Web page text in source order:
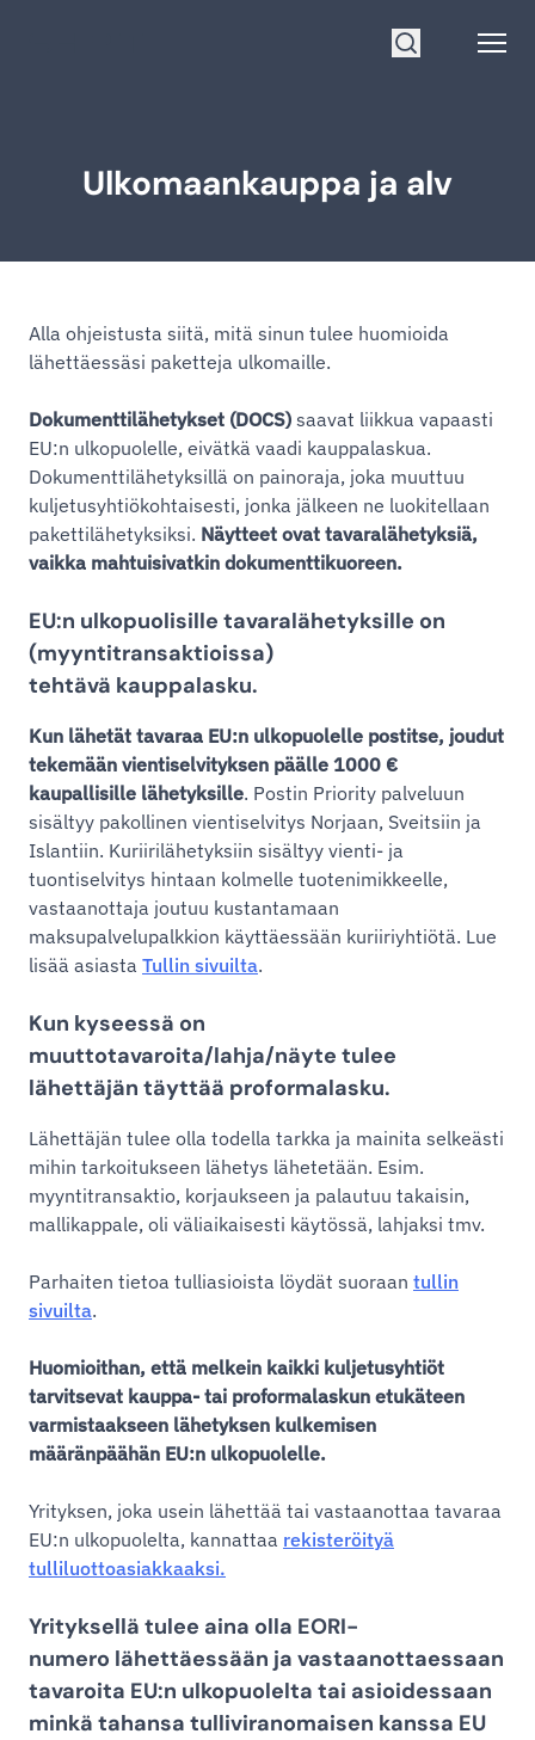
Ulkomaankauppa ja alv
Alla ohjeistusta siitä, mitä sinun tulee huomioida
lähettäessäsi paketteja ulkomaille.
Dokumenttilähetykset (DOCS) saavat liikkua vapaasti
EU:n ulkopuolelle, eivätkä vaadi kauppalaskua.
Dokumenttilähetyksillä on painoraja, joka muuttuu
kuljetusyhtiökohtaisesti, jonka jälkeen ne luokitellaan
pakettilähetyksiksi. Näytteet ovat tavaralähetyksiä,
vaikka mahtuisivatkin dokumenttikuoreen.
EU:n ulkopuolisille tavaralähetyksille on
(myyntitransaktioissa)
tehtävä kauppalasku.
Kun lähetät tavaraa EU:n ulkopuolelle postitse, joudut
tekemään vientiselvityksen päälle 1000 €
kaupallisille lähetyksille. Postin Priority palveluun
sisältyy pakollinen vientiselvitys Norjaan, Sveitsiin ja
Islantiin. Kuriirilähetyksiin sisältyy vienti- ja
tuontiselvitys hintaan kolmelle tuotenimikkeelle,
vastaanottaja joutuu kustantamaan
maksupalvelupalkkion käyttäessään kuriiriyhtiötä. Lue
lisää asiasta Tullin sivuilta.
Kun kyseessä on
muuttotavaroita/lahja/näyte tulee
lähettäjän täyttää proformalasku.
Lähettäjän tulee olla todella tarkka ja mainita selkeästi
mihin tarkoitukseen lähetys lähetetään. Esim.
myyntitransaktio, korjaukseen ja palautuu takaisin,
mallikappale, oli väliaikaisesti käytössä, lahjaksi tmv.
Parhaiten tietoa tulliasioista löydät suoraan tullin
sivuilta.
Huomioithan, että melkein kaikki kuljetusyhtiöt
tarvitsevat kauppa- tai proformalaskun etukäteen
varmistaakseen lähetyksen kulkemisen
määränpäähän EU:n ulkopuolelle.
Yrityksen, joka usein lähettää tai vastaanottaa tavaraa
EU:n ulkopuolelta, kannattaa rekisteröityä
tulliluottoasiakkaaksi.
Yrityksellä tulee aina olla EORI-
numero lähettäessään ja vastaanottaessaan
tavaroita EU:n ulkopuolelta tai asioidessaan
minkä tahansa tulliviranomaisen kanssa EU